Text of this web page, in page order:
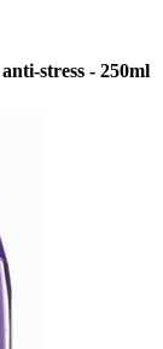
stress - 250ml